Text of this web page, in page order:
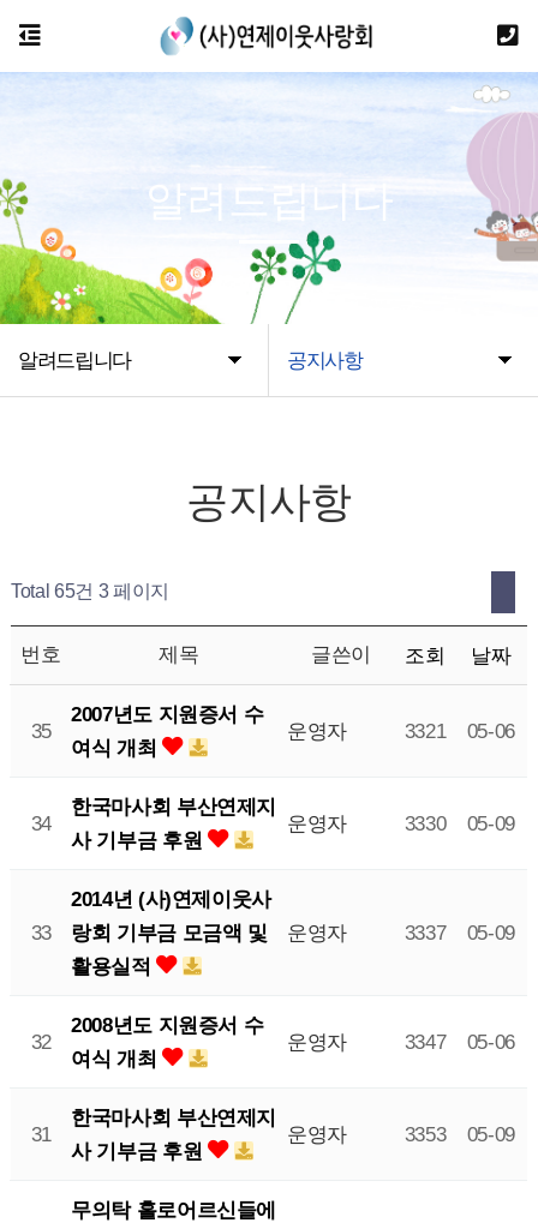
알려드립니다 공지사항
알려드립니다
공지사항
Total 65건 3 페이지
번호 제목 글쓴이 조회 날짜
35
2007년도 지원증서 수
여식 개최
운영자 3321 05-06
34
한국마사회 부산연제지
사 기부금 후원
운영자 3330 05-09
33
2014년 (사)연제이웃사
랑회 기부금 모금액 및
활용실적
운영자 3337 05-09
32
2008년도 지원증서 수
여식 개최
운영자 3347 05-06
31
한국마사회 부산연제지
사 기부금 후원
운영자 3353 05-09
무의탁 홀로어르신들에